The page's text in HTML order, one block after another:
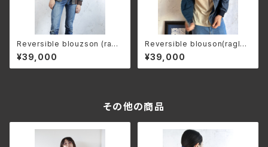
Reversible blouzson (ragl
an sleeve)'OSHIMA BROW
N'
¥39,000
Reversible blouson(raglan
sleeve)'OSHIMA BLUE'
¥39,000
その他の商品